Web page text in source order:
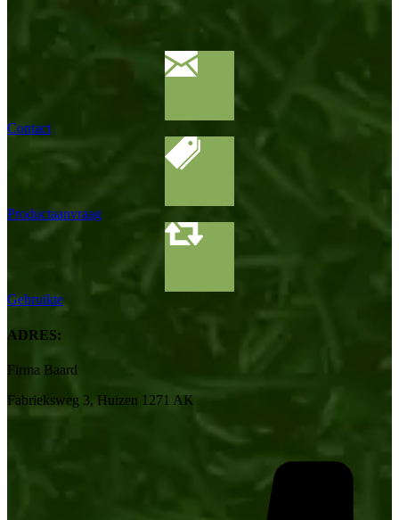
Contact
Productaanvraag
Gebruikte
ADRES:
Firma Baard
Fabrieksweg 3, Huizen 1271 AK